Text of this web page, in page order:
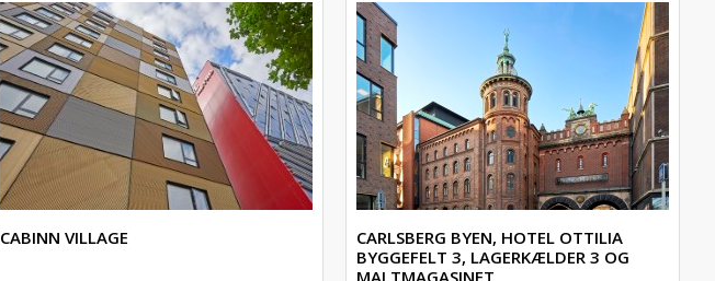
CABINN VILLAGE
CARLSBERG BYEN, HOTEL OTTILIA
BYGGEFELT 3, LAGERKÆLDER 3 OG
MALTMAGASINET